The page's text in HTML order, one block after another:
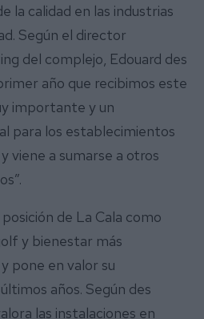
la calidad en las industrias
Según el director
del complejo, Edouard des
año que recibimos este
importante y un
para los establecimientos
viene a sumarse a otros
de La Cala como
y bienestar más
pone en valor su
años. Según des
las instalaciones en